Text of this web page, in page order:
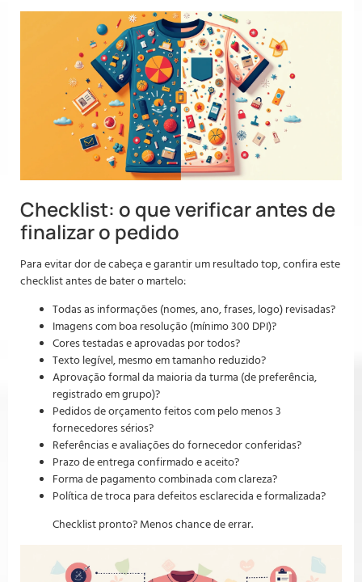
Checklist: o que verificar antes de
finalizar o pedido
Para evitar dor de cabeça e garantir um resultado top, confira este
checklist antes de bater o martelo:
Todas as informações (nomes, ano, frases, logo) revisadas?
Imagens com boa resolução (mínimo 300 DPI)?
Cores testadas e aprovadas por todos?
Texto legível, mesmo em tamanho reduzido?
Aprovação formal da maioria da turma (de preferência,
registrado em grupo)?
Pedidos de orçamento feitos com pelo menos 3
fornecedores sérios?
Referências e avaliações do fornecedor conferidas?
Prazo de entrega confirmado e aceito?
Forma de pagamento combinada com clareza?
Política de troca para defeitos esclarecida e formalizada?
Checklist pronto? Menos chance de errar.